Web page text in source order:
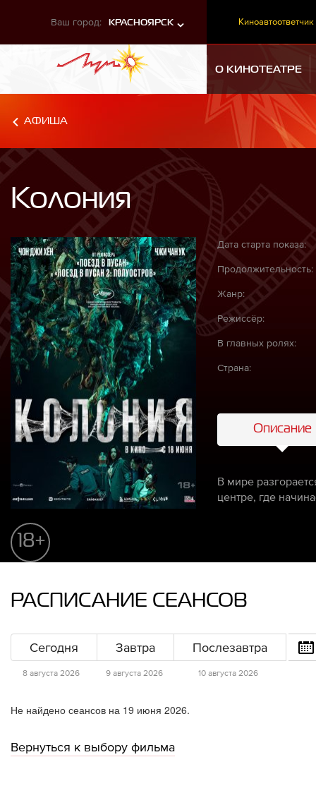
Ваш город: КРАСНОЯРСК Киноавтоответчик
О КИНОТЕАТРЕ
АФИША
Колония
18+
Дата старта показа:
Продолжительность:
Жанр:
Режиссёр:
В главных ролях:
Страна:
Описание
В мире
центре, где
РАСПИСАНИЕ СЕАНСОВ
Сегодня
8 августа 2026
Завтра
9 августа 2026
Послезавтра
10 августа 2026
Не найдено сеансов на 19 июня 2026.
Вернуться к выбору фильма